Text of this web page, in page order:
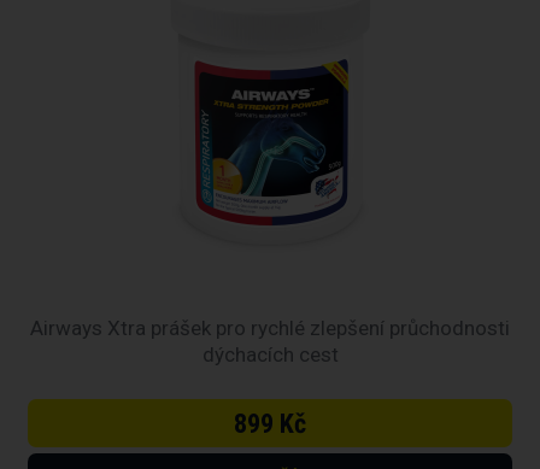
Airways Xtra prášek pro rychlé zlepšení průchodnosti
dýchacích cest
899 Kč